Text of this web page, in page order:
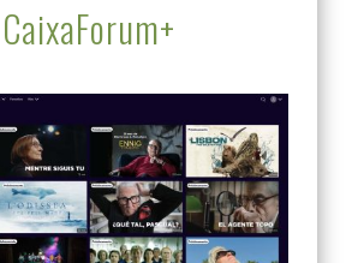
CaixaForum+